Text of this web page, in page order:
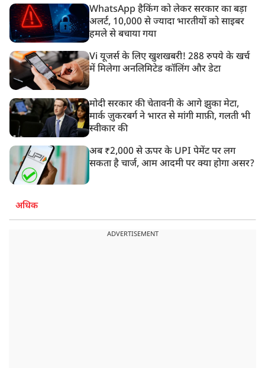
WhatsApp हैकिंग को लेकर सरकार का बड़ा
अलर्ट, 10,000 से ज्यादा भारतीयों को साइबर
हमले से बचाया गया
Vi यूजर्स के लिए खुशखबरी! 288 रुपये के खर्च
में मिलेगा अनलिमिटेड कॉलिंग और डेटा
मोदी सरकार की चेतावनी के आगे झुका मेटा,
मार्क ज़ुकरबर्ग ने भारत से मांगी माफ़ी, गलती भी
स्वीकार की
अब ₹2,000 से ऊपर के UPI पेमेंट पर लग
सकता है चार्ज, आम आदमी पर क्या होगा असर?
अधिक
ADVERTISEMENT